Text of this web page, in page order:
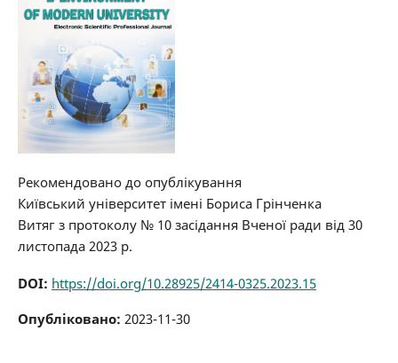
Рекомендовано до опублікування
Київський університет імені Бориса Грінченка
Витяг з протоколу № 10 засідання Вченої ради від 30
листопада 2023 р.
DOI: https://doi.org/10.28925/2414-0325.2023.15
Опубліковано: 2023-11-30